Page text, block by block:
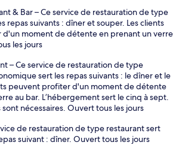
& Bar – Ce service de restauration de type
repas suivants : dîner et souper. Les clients
moment de détente en prenant un verre
les jours
– Ce service de restauration de type
sert les repas suivants : le dîner et le
peuvent profiter d'un moment de détente
au bar. L’hébergement sert le cinq à sept.
sont nécessaires. Ouvert tous les jours
de restauration de type restaurant sert
suivant : dîner. Ouvert tous les jours